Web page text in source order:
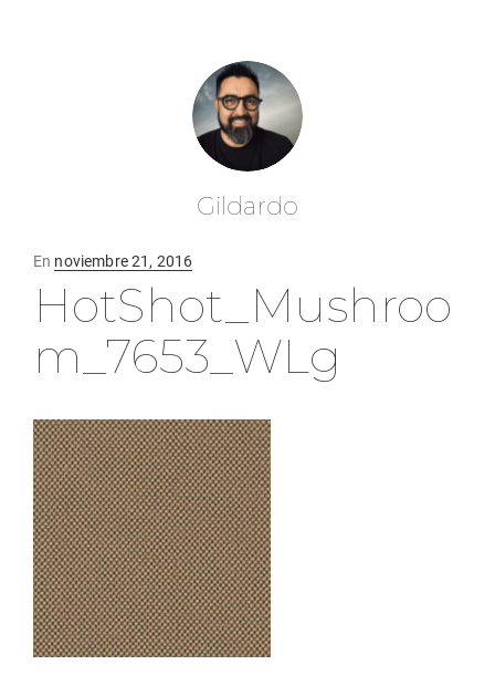
Gildardo
En Publicado
en
noviembre 21, 2016
HotShot_Mushroo
m_7653_WLg